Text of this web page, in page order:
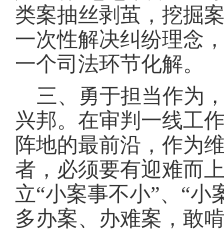
类案抽丝剥茧，挖掘
一次性解决纠纷理念
一个司法环节化解。
三、勇于担当作为
兴邦。在审判一线工
阵地的最前沿，作为
者，必须要有迎难而
立“小案事不小”、“
多办案、办难案，敢